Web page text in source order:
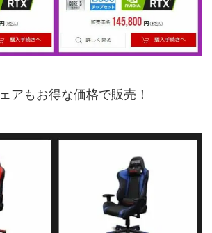
アもお得な価格で販売！